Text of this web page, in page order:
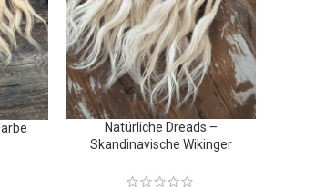
Natürliche Dreads –
Skandinavische Wikinger